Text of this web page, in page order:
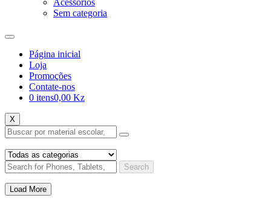
Acessórios
Sem categoria
Página inicial
Loja
Promoções
Contate-nos
0 itens0,00 Kz
X
Search
Load More